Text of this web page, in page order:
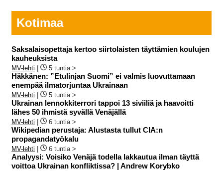
Kotimaa
Saksalaisopettaja kertoo siirtolaisten täyttämien koulujen
kauheuksista
MV-lehti 5 tuntia >
Häkkänen: ”Etulinjan Suomi” ei valmis luovuttamaan
enempää ilmatorjuntaa Ukrainaan
MV-lehti 5 tuntia >
Ukrainan lennokkiterrori tappoi 13 siviiliä ja haavoitti
lähes 50 ihmistä syvällä Venäjällä
MV-lehti 6 tuntia >
Wikipedian perustaja: Alustasta tullut CIA:n
propagandatyökalu
MV-lehti 6 tuntia >
Analyysi: Voisiko Venäjä todella lakkautua ilman täyttä
voittoa Ukrainan konfliktissa? | Andrew Korybko